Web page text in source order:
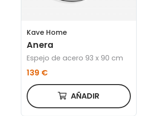
Kave Home
Anera
Espejo de acero 93 x 90 cm
139 €
AÑADIR